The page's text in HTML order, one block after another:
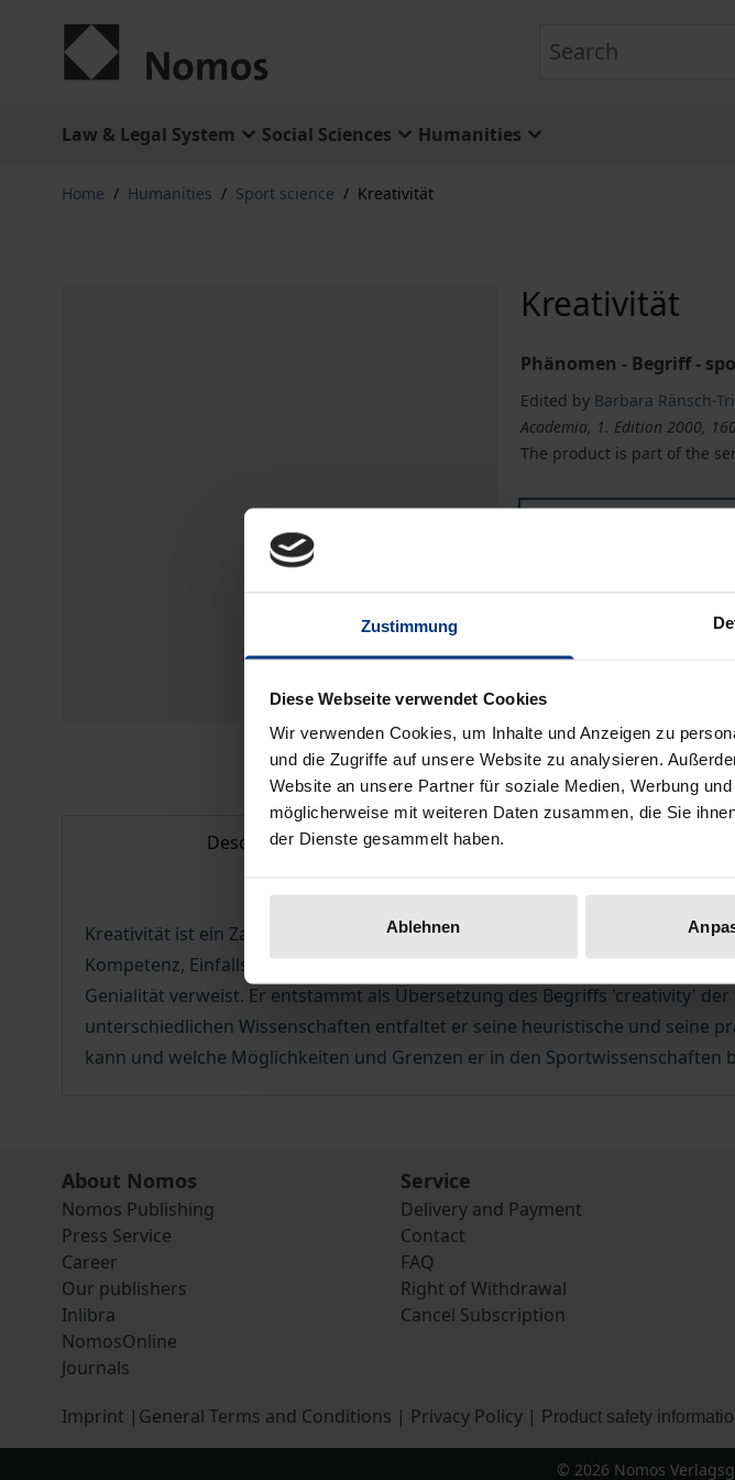
Zustimmung
Diese Webseite verwendet Cookies
Wir verwenden Cookies, um Inhalte und Anzeigen zu
und die Zugriffe auf unsere Website zu analysieren.
Website an unsere Partner für soziale Medien, Werbung
möglicherweise mit weiteren Daten zusammen, die Sie
der Dienste gesammelt haben.
Ablehnen
Law & Legal System Social Sciences Humanities
Home / Humanities / Sport science / Kreativität
Kreativität
Phänomen - Begriff -
Edited by Barbara Ränsch-
Academia, 1. Edition 2000,
The product is part of the
Delivery cost notice
Description
Kreativität ist ein Zauberwort in der gegenwart. Es steht insgesamt für das
Kompetenz, Einfallsreichtum, künstlerische Gestaltungskraft. Der Begriff
Genialität verweist. Er entstammt als Übersetzung des Begriffs 'creativity'
unterschiedlichen Wissenschaften entfaltet er seine heuristische und seine
kann und welche Möglichkeiten und Grenzen er in den
About Nomos
Nomos Publishing
Press Service
Career
Our publishers
Inlibra
NomosOnline
Journals
Service
Delivery and Payment
Contact
FAQ
Right of Withdrawal
Cancel Subscription
Imprint | General Terms and Conditions | Privacy Policy | Product safety
© 2026 Nomos